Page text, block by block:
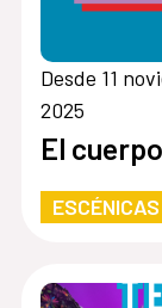
Desde 11
2025
El
ESCÉNICAS